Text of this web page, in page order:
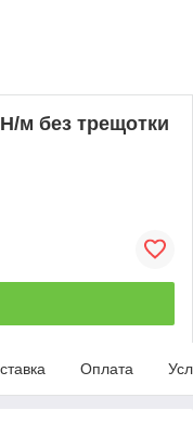
м без трещотки
Оплата